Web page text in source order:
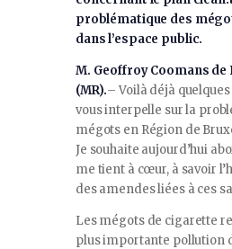
problématique des
dans l’espace public.
M. Geoffroy Coomans de
(MR).– Voilà déjà
vous interpelle sur la
mégots en Région de
Je souhaite aujourd’hui
me tient à cœur, à savoir
des amendes liées à ces
Les mégots de cigarette
plus importante pollution